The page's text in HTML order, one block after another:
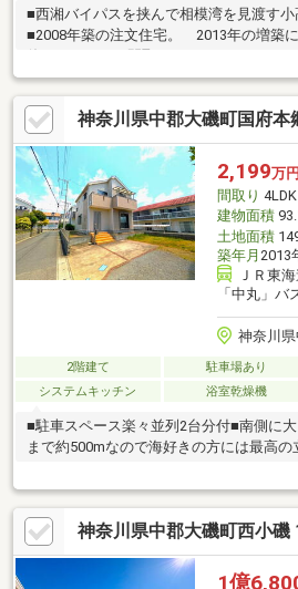
■西湘バイパスを挟んで相模湾を見渡す小
■2008年築の注文住宅。 2013年の増築
間取り！ 他、SIC・WIC2カ所・シャワ
フトなど。■カースペース3台可能(車種
ングは上部吹き抜けの大空間！ 固定階
■室内とてもきれいにお使いのためコン
はもちろん、大磯ロングビーチや県立大
まれたスポットが点在。 リゾート気分
かな環境が魅力です。
神奈川県中郡大磯町国府本
2,199万円
間取り 4LDK
建物面積
土地面積
築年月 2013
ＪＲ東
「中丸」バ
神奈川
2階建て 駐車場あり
システムキッチン
浴室乾燥機
■駐車スペース楽々並列2台分付■南側に
まで約500mなので海好きの方には最高の
神奈川県中郡大磯町西小磯
1億